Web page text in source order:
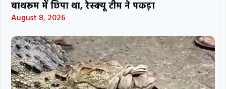
बाथरूम में छिपा था, रेस्क्यू टीम ने पकड़ा
August 8, 2026